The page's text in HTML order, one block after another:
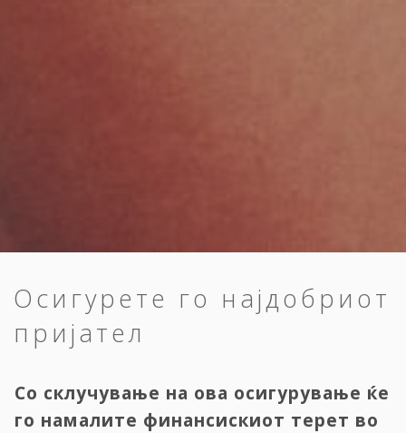
Осигурете го најдобриот
пријател
Со склучување на ова осигурување ќе
го намалите финансискиот терет во